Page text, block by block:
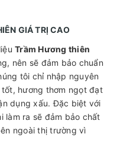
GIÁ TRỊ CAO
Trầm Hương thiên
nên sẽ đảm bảo chuẩn
tôi chỉ nhập nguyên
hương thơm ngọt đạt
dụng xấu. Đặc biệt với
làm ra sẽ đảm bảo chất
ngoài thị trường vì